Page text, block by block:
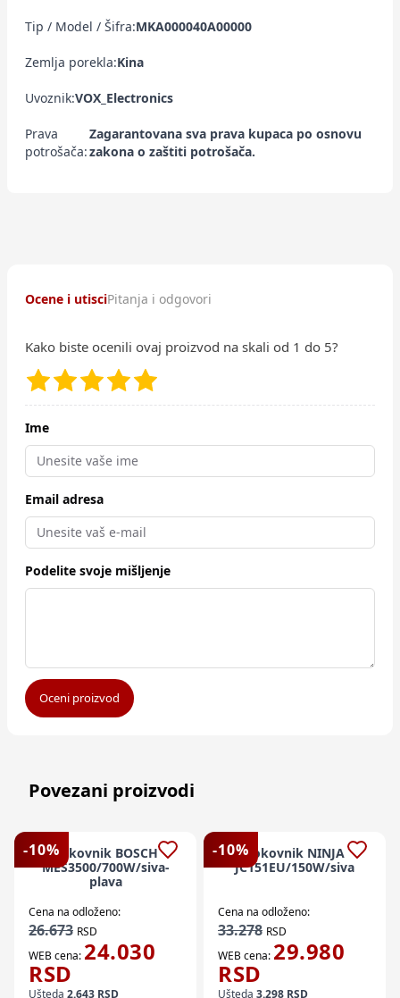
Tip / Model / Šifra:MKA000040A00000
Zemlja porekla:Kina
Uvoznik:VOX_Electronics
Prava
potrošača:
Zagarantovana sva prava kupaca po osnovu
zakona o zaštiti potrošača.
Ocene i utisciPitanja i odgovori
Kako biste ocenili ovaj proizvod na skali od 1 do 5?
Ime
Email adresa
Podelite svoje mišljenje
Oceni proizvod
Povezani proizvodi
-10%Sokovnik BOSCH
MES3500/700W/siva-
plava
Cena na odloženo:
26.673 RSD
WEB cena: 24.030
RSD
Ušteda 2.643 RSD
-10%Sokovnik NINJA
JC151EU/150W/siva
Cena na odloženo:
33.278 RSD
WEB cena: 29.980
RSD
Ušteda 3.298 RSD